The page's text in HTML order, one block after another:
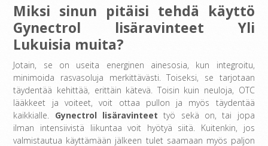
Miksi sinun pitäisi tehdä käyttö
Gynectrol lisäravinteet Yli
Lukuisia muita?
Jotain, se on useita energinen ainesosia, kun integroitu,
minimoida rasvasoluja merkittävästi. Toiseksi, se tarjotaan
täydentää kehittää, erittäin kätevä. Toisin kuin neuloja, OTC
lääkkeet ja voiteet, voit ottaa pullon ja myös täydentää
kaikkialle. Gynectrol lisäravinteet työ sekä on, tai jopa
ilman intensiivistä liikuntaa voit hyötyä siitä. Kuitenkin, jos
valmistautua käyttämään jälkeen tulet saamaan myös paljon